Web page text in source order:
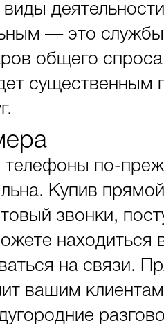
виды
— это
общего
телефоны по-
Купив
звонки,
находиться
на связи.
вашим